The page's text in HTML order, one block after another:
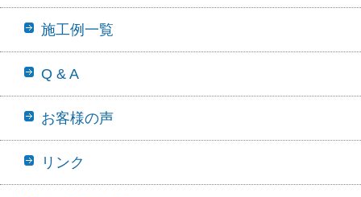
施工例一覧
Q & A
お客様の声
リンク